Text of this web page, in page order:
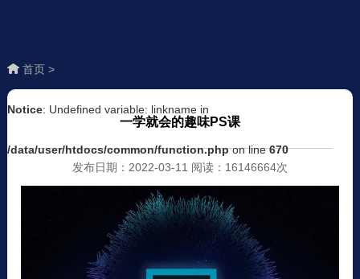
首页 >
Notice: Undefined variable: linkname in
/data/user/htdocs/common/function.phpon line670
一学就会的趣味PS课
发布日期：2022-03-11 阅读：16146664次